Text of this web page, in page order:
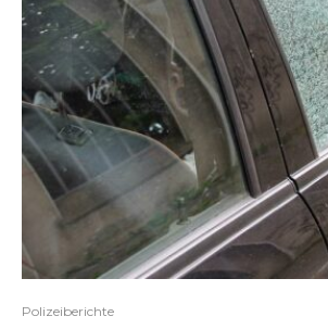
Polizeiberichte